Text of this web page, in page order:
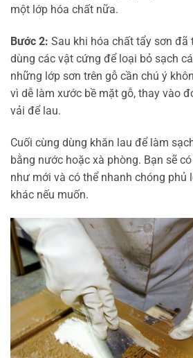
một lớp hóa chất nữa.
Bước 2: Sau khi hóa chất tẩy sơn đã
dùng các vật cứng để loại bỏ sạch
những lớp sơn trên gỗ cần chú ý
vì dễ làm xước bề mặt gỗ, thay vào
vải để lau.
Cuối cùng dùng khăn lau để làm
bằng nước hoặc xà phòng. Bạn sẽ
như mới và có thể nhanh chóng phủ
khác nếu muốn.